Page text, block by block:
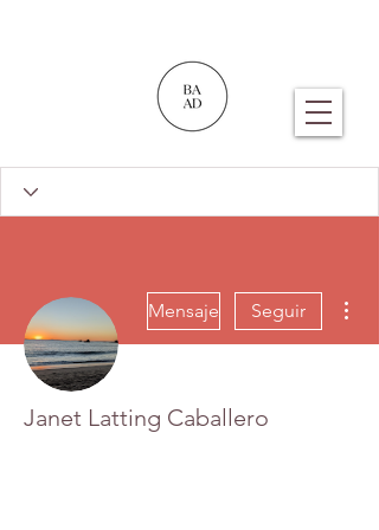
Mensaje Seguir
Janet Latting Caballero